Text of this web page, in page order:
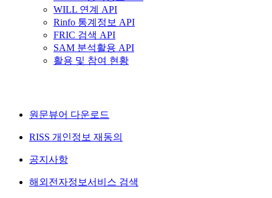
WILL 연계 API
Rinfo 통계정보 API
FRIC 검색 API
SAM 분석활용 API
활용 및 참여 현황
원문뷰어 다운로드
RISS 개인정보 재동의
공지사항
해외전자정보서비스 검색